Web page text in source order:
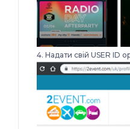
4. Надати свій USER ID